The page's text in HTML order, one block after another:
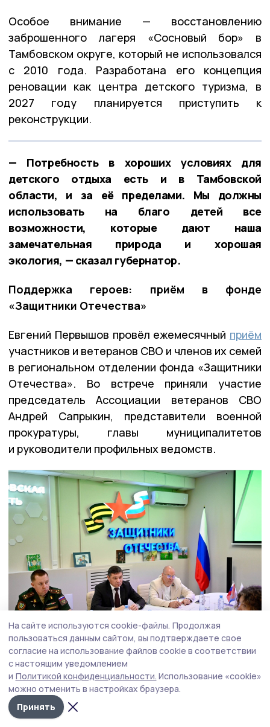
Особое внимание — восстановлению
заброшенного лагеря «Сосновый бор» в
Тамбовском округе, который не использовался
с 2010 года. Разработана его концепция
реновации как центра детского туризма, в
2027 году планируется приступить к
реконструкции.
— Потребность в хороших условиях для
детского отдыха есть и в Тамбовской
области, и за её пределами. Мы должны
использовать на благо детей все
возможности, которые дают наша
замечательная природа и хорошая
экология, — сказал губернатор.
Поддержка героев: приём в фонде
«Защитники Отечества»
Евгений Первышов провёл ежемесячный приём
участников и ветеранов СВО и членов их семей
в региональном отделении фонда «Защитники
Отечества». Во встрече приняли участие
председатель Ассоциации ветеранов СВО
Андрей Сапрыкин, представители военной
прокуратуры, главы муниципалитетов
и руководители профильных ведомств.
Разобрали вопросы трудоустройства,
оформления документов, бытовые и личные
вопросы. В Тамбовской области для героев
и их семей действует 50 мер поддержки.
На сайте используются cookie-файлы. Продолжая
пользоваться данным сайтом, вы подтверждаете свое
согласие на использование файлов cookie в соответствии
с настоящим уведомлением
и Политикой конфиденциальности. Использование «cookie»
можно отменить в настройках браузера.
Принять